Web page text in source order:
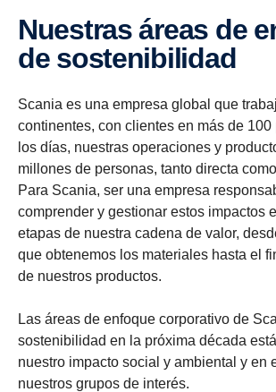
Nuestras áreas de enfoque
de sostenibilidad
Scania es una empresa global que
continentes, con clientes en más de 100
los días, nuestras operaciones y
millones de personas, tanto directa
Para Scania, ser una empresa
comprender y gestionar estos impactos
etapas de nuestra cadena de valor,
que obtenemos los materiales hasta el
de nuestros productos.
Las áreas de enfoque corporativo de
sostenibilidad en la próxima década
nuestro impacto social y ambiental y en
nuestros grupos de interés.